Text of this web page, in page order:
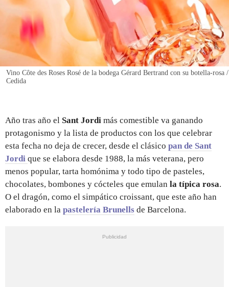
Vino Côte des Roses Rosé de la bodega Gérard Bertrand con su botella-rosa /
Cedida
Año tras año el Sant Jordi más comestible va ganando
protagonismo y la lista de productos con los que celebrar
esta fecha no deja de crecer, desde el clásico pan de Sant
Jordi que se elabora desde 1988, la más veterana, pero
menos popular, tarta homónima y todo tipo de pasteles,
chocolates, bombones y cócteles que emulan la típica rosa.
O el dragón, como el simpático croissant, que este año han
elaborado en la pastelería Brunells de Barcelona.